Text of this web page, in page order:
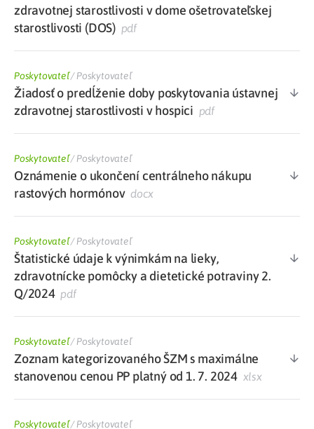
zdravotnej starostlivosti v dome ošetrovateľskej
starostlivosti (DOS) pdf
Poskytovateľ/Poskytovateľ
Žiadosť o predĺženie doby poskytovania ústavnej
zdravotnej starostlivosti v hospici pdf
Poskytovateľ/Poskytovateľ
Oznámenie o ukončení centrálneho nákupu
rastových hormónovdocx
Poskytovateľ/Poskytovateľ
Štatistické údaje k výnimkám na lieky,
zdravotnícke pomôcky a dietetické potraviny 2.
Q/2024pdf
Poskytovateľ/Poskytovateľ
Zoznam kategorizovaného ŠZM s maximálne
stanovenou cenou PP platný od 1. 7. 2024 xlsx
Poskytovateľ/Poskytovateľ